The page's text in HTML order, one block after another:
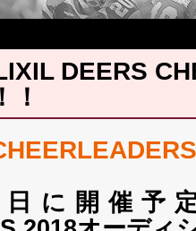
DEERS
！
に開催予定